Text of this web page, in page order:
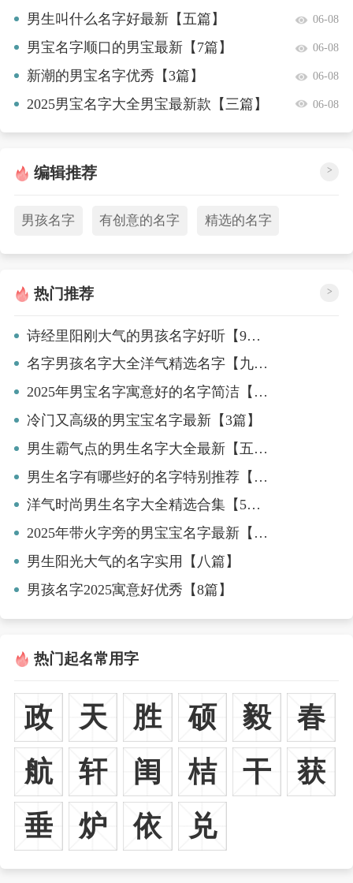
男生叫什么名字好最新【五篇】 06-08
男宝名字顺口的男宝最新【7篇】 06-08
新潮的男宝名字优秀【3篇】 06-08
2025男宝名字大全男宝最新款【三篇】 06-08
编辑推荐 >
男孩名字 有创意的名字 精选的名字
热门推荐 >
诗经里阳刚大气的男孩名字好听【9篇】
名字男孩名字大全洋气精选名字【九篇】
2025年男宝名字寓意好的名字简洁【六篇】
冷门又高级的男宝宝名字最新【3篇】
男生霸气点的男生名字大全最新【五篇】
男生名字有哪些好的名字特别推荐【六篇】
洋气时尚男生名字大全精选合集【5篇】
2025年带火字旁的男宝宝名字最新【七篇】
男生阳光大气的名字实用【八篇】
男孩名字2025寓意好优秀【8篇】
热门起名常用字
政 天 胜 硕 毅
春
航
轩 闺 桔 干
获
垂
炉 依 兑